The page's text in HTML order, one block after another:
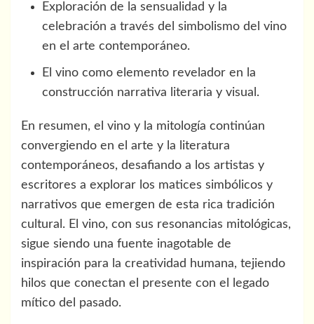
Exploración de la sensualidad y la
celebración a través del simbolismo del vino
en el arte contemporáneo.
El vino como elemento revelador en la
construcción narrativa literaria y visual.
En resumen, el vino y la mitología continúan
convergiendo en el arte y la literatura
contemporáneos, desafiando a los artistas y
escritores a explorar los matices simbólicos y
narrativos que emergen de esta rica tradición
cultural. El vino, con sus resonancias mitológicas,
sigue siendo una fuente inagotable de
inspiración para la creatividad humana, tejiendo
hilos que conectan el presente con el legado
mítico del pasado.